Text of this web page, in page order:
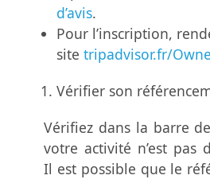
d’avis.
Pour l’inscription,
site tripadvisor.fr/
Vérifier son
Vérifiez dans la barre
votre activité n’est pas
Il est possible que le